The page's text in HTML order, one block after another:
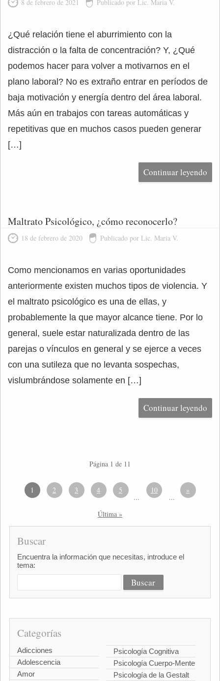
8 de febrero de 2021 Publicado por Lic. Maria V.
¿Qué relación tiene el aburrimiento con la
distracción o la falta de concentración? Y, ¿Qué
podemos hacer para volver a motivarnos en el
plano laboral? No es extraño entrar en períodos de
baja motivación y energía dentro del área laboral.
Más aún en trabajos con tareas automáticas y
repetitivas que en muchos casos pueden generar
[…]
Continuar leyendo
Maltrato Psicológico, ¿cómo reconocerlo?
18 de febrero de 2020 Publicado por Lic. Maria V.
Como mencionamos en varias oportunidades
anteriormente existen muchos tipos de violencia. Y
el maltrato psicológico es una de ellas, y
probablemente la que mayor alcance tiene. Por lo
general, suele estar naturalizada dentro de las
parejas o vínculos en general y se ejerce a veces
con una sutileza que no levanta sospechas,
vislumbrándose solamente en […]
Continuar leyendo
Página 1 de 11
1 2 3 4 5
...
10
...
»
Última »
Buscar
Encuentra la información que necesitas, introduce el
tema:
Categorías
Adicciones
Adolescencia
Amor
Psicología Cognitiva
Psicología Cuerpo-Mente
Psicología de la Gestalt